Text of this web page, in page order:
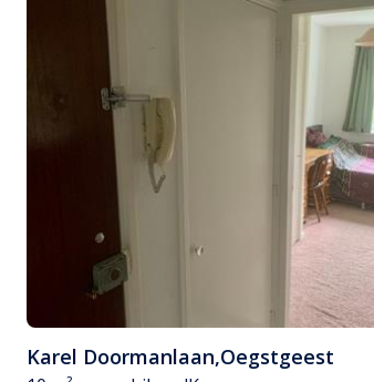
Karel Doormanlaan,Oegstgeest